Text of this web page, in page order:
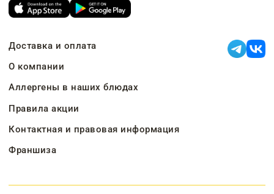
Доставка и оплата
О компании
Аллергены в наших блюдах
Правила акции
Контактная и правовая информация
Франшиза